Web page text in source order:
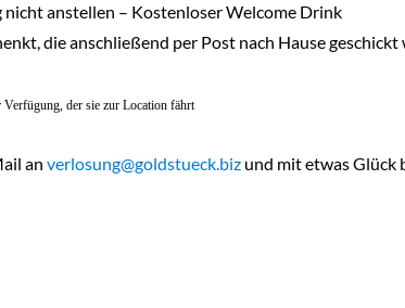
nicht anstellen – Kostenloser Welcome Drink
die anschließend per Post nach Hause geschickt
der sie zur Location fährt
an verlosung@goldstueck.biz und mit etwas Glück